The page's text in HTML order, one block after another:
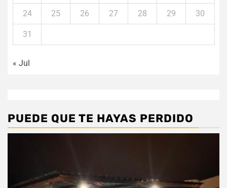
24 25 26 27 28 29 30
31
« Jul
PUEDE QUE TE HAYAS PERDIDO